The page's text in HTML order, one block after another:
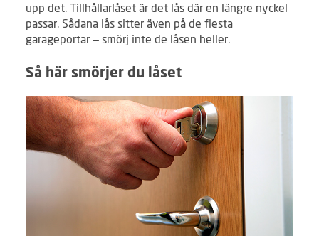
upp det. Tillhållarlåset är det lås där en längre nyckel
passar. Sådana lås sitter även på de flesta
garageportar – smörj inte de låsen heller.
Så här smörjer du låset